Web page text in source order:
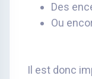
Des
Ou
Il est donc